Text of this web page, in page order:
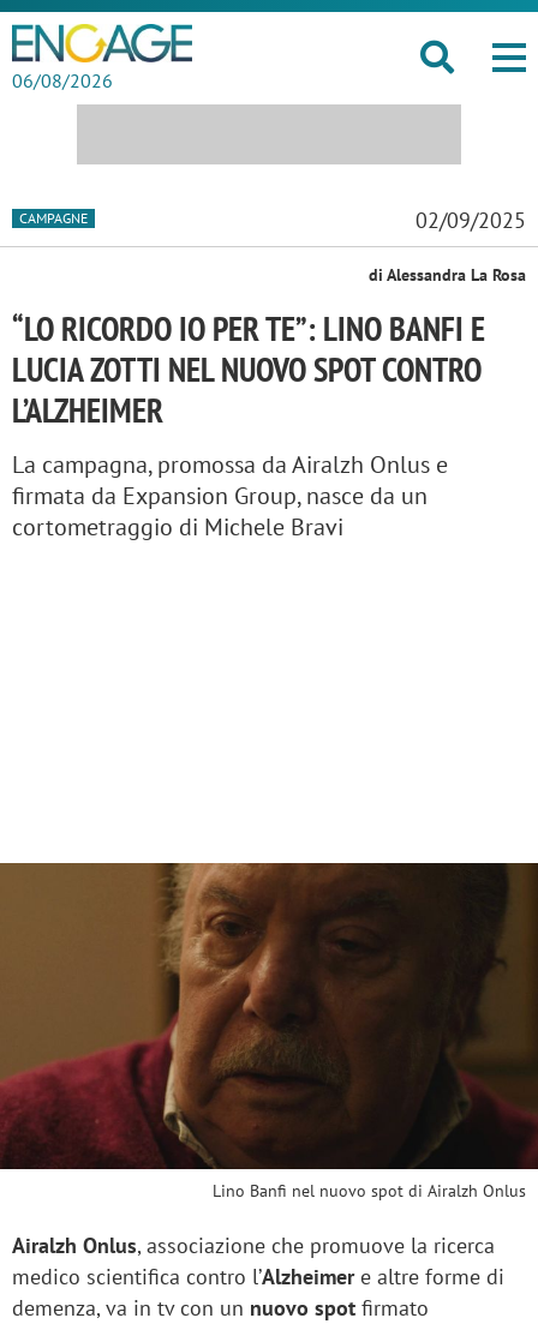
06/08/2026
CAMPAGNE 02/09/2025
di Alessandra La Rosa
“LO RICORDO IO PER TE”: LINO BANFI E
LUCIA ZOTTI NEL NUOVO SPOT CONTRO
L’ALZHEIMER
La campagna, promossa da Airalzh Onlus e
firmata da Expansion Group, nasce da un
cortometraggio di Michele Bravi
Lino Banfi nel nuovo spot di Airalzh Onlus
Airalzh Onlus, associazione che promuove la ricerca
medico scientifica contro l’Alzheimere altre forme di
demenza, va in tv con un nuovo spot firmato